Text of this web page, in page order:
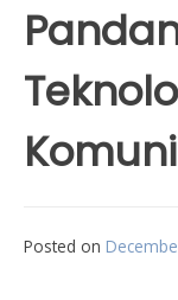
Posted on